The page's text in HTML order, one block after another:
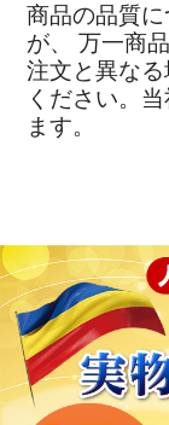
商品の品質
が、 万一商
注文と異な
ください。
ます。